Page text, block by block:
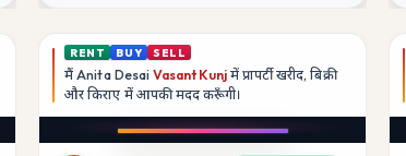
RENT BUY SELL
मैंAnita Desai Vasant Kunjमें प्रापर्टी खरीद, बिक्री
और किराए में आपकी मददकरूँगी।